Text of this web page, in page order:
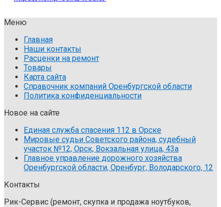
Меню
Главная
Наши контакты
Расценки на ремонт
Товары
Карта сайта
Справочник компаний Оренбургской области
Политика конфиденциальности
Новое на сайте
Единая служба спасения 112 в Орске
Мировые судьи Советского района, судебный
участок №12, Орск, Вокзальная улица, 43а
Главное управление дорожного хозяйства
Оренбургской области, Оренбург, Володарского, 12
Контакты
Рик-Сервис (ремонт, скупка и продажа ноутбуков,